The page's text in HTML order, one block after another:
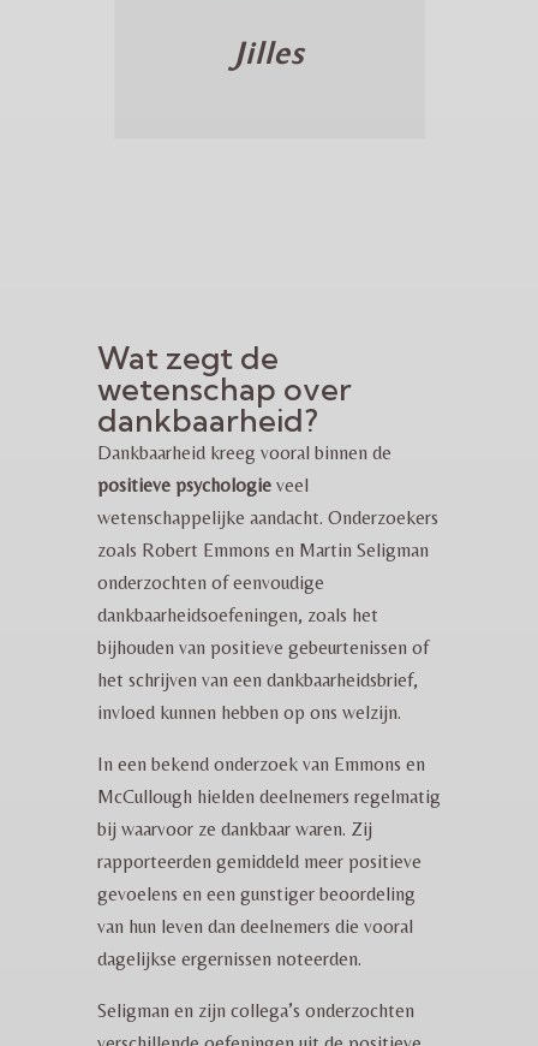
Jilles
Wat zegt de
wetenschap over
dankbaarheid?
Dankbaarheid kreeg vooral binnen de
positieve psychologieveel
wetenschappelijke aandacht. Onderzoekers
zoals Robert Emmons en Martin Seligman
onderzochten of eenvoudige
dankbaarheidsoefeningen, zoals het
bijhouden van positieve gebeurtenissen of
het schrijven van een dankbaarheidsbrief,
invloed kunnen hebben op ons welzijn.
In een bekend onderzoek van Emmons en
McCullough hielden deelnemers regelmatig
bij waarvoor ze dankbaar waren. Zij
rapporteerden gemiddeld meer positieve
gevoelens en een gunstiger beoordeling
van hun leven dan deelnemers die vooral
dagelijkse ergernissen noteerden.
Seligman en zijn collega’s onderzochten